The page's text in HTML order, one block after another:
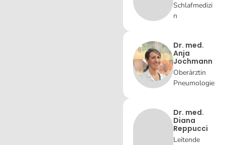
Schlafmedizi
n
Dr. med.
Anja
Jochmann
Oberärztin
Pneumologie
Dr. med.
Diana
Reppucci
Leitende